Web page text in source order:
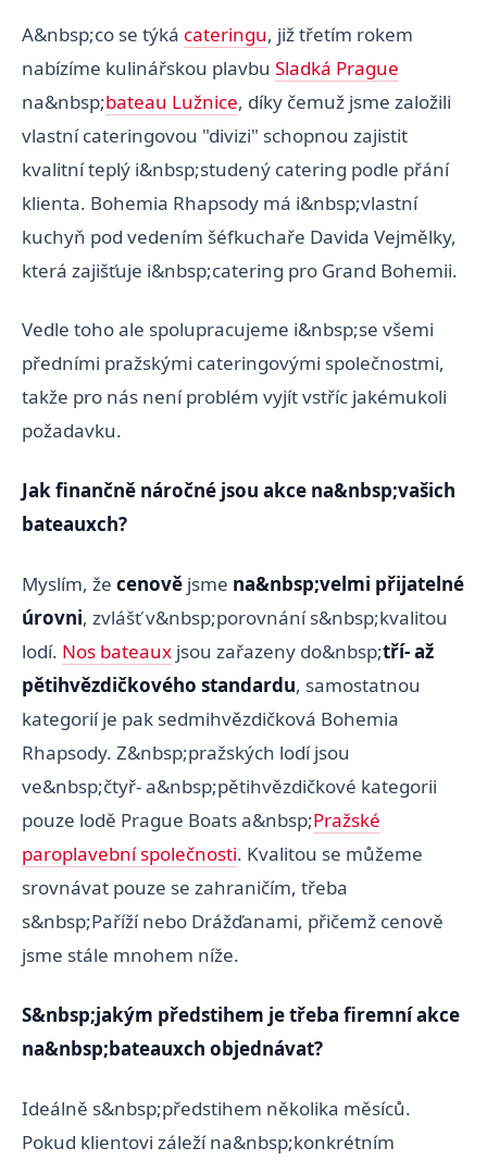
A&nbsp;co se týká cateringu, již třetím rokem
nabízíme kulinářskou plavbu Sladká Prague
na&nbsp;bateau Lužnice, díky čemuž jsme založili
vlastní cateringovou "divizi" schopnou zajistit
kvalitní teplý i&nbsp;studený catering podle přání
klienta. Bohemia Rhapsody má i&nbsp;vlastní
kuchyň pod vedením šéfkuchaře Davida Vejmělky,
která zajišťuje i&nbsp;catering pro Grand Bohemii.
Vedle toho ale spolupracujeme i&nbsp;se všemi
předními pražskými cateringovými společnostmi,
takže pro nás není problém vyjít vstříc jakémukoli
požadavku.
Jak finančně náročné jsou akce na&nbsp;vašich
bateauxch?
Myslím, že cenově jsme na&nbsp;velmi přijatelné
úrovni, zvlášť v&nbsp;porovnání s&nbsp;kvalitou
lodí. Nos bateaux jsou zařazeny do&nbsp;tří- až
pětihvězdičkového standardu, samostatnou
kategorií je pak sedmihvězdičková Bohemia
Rhapsody. Z&nbsp;pražských lodí jsou
ve&nbsp;čtyř- a&nbsp;pětihvězdičkové kategorii
pouze lodě Prague Boats a&nbsp;Pražské
paroplavební společnosti. Kvalitou se můžeme
srovnávat pouze se zahraničím, třeba
s&nbsp;Paříží nebo Drážďanami, přičemž cenově
jsme stále mnohem níže.
S&nbsp;jakým předstihem je třeba firemní akce
na&nbsp;bateauxch objednávat?
Ideálně s&nbsp;předstihem několika měsíců.
Pokud klientovi záleží na&nbsp;konkrétním